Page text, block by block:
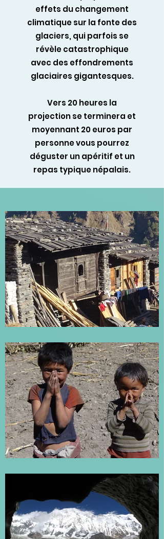
effets du changement
climatique sur la fonte des
glaciers, qui parfois se
révèle catastrophique
avec des effondrements
glaciaires gigantesques.
Vers 20 heures la
projection se terminera et
moyennant 20 euros par
personne vous pourrez
déguster un apéritif et un
repas typique népalais.